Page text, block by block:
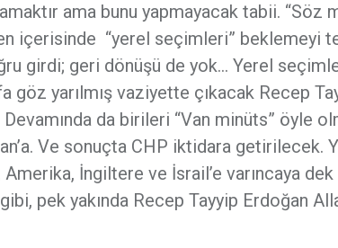
ama bunu yapmayacak tabii. “Söz
içerisinde “yerel seçimleri” beklemeyi
girdi; geri dönüşü de yok… Yerel
göz yarılmış vaziyette çıkacak Recep
da birileri “Van minüts” öyle
Ve sonuçta CHP iktidara getirilecek.
İngiltere ve İsrail’e varıncaya dek
pek yakında Recep Tayyip Erdoğan